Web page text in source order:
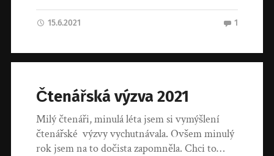
15.6.2021 1
Čtenářská výzva 2021
Milý čtenáři, minulá léta jsem si vymýšlení
čtenářské výzvy vychutnávala. Ovšem minulý
rok jsem na to dočista zapomněla. Chci to…